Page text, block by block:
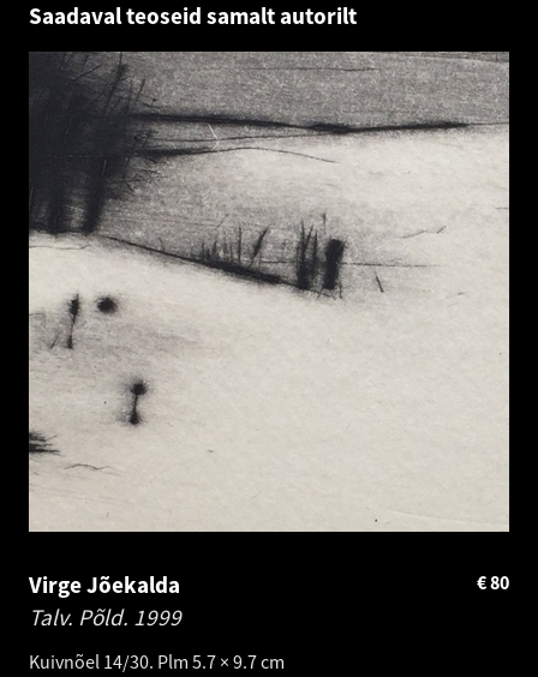
Saadaval teoseid samalt autorilt
Virge Jõekalda
Talv. Põld. 1999
Kuivnõel 14/30. Plm 5.7 × 9.7 cm
80
€